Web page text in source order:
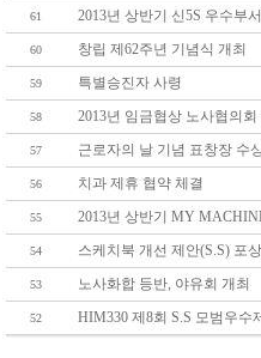
61 2013년 상반기 신5S 우수부
60 창립 제62주년 기념식 개최
59 특별승진자 사령
58 2013년 임금협상 노사협의회
57 근로자의 날 기념 표창장 수
56 치과 제휴 협약 체결
55 2013년 상반기 MY
54 스케치북 개선 제안(S.S) 포
53 노사화합 등반, 야유회 개최
52 HIM330 제8회 S.S 모범우수